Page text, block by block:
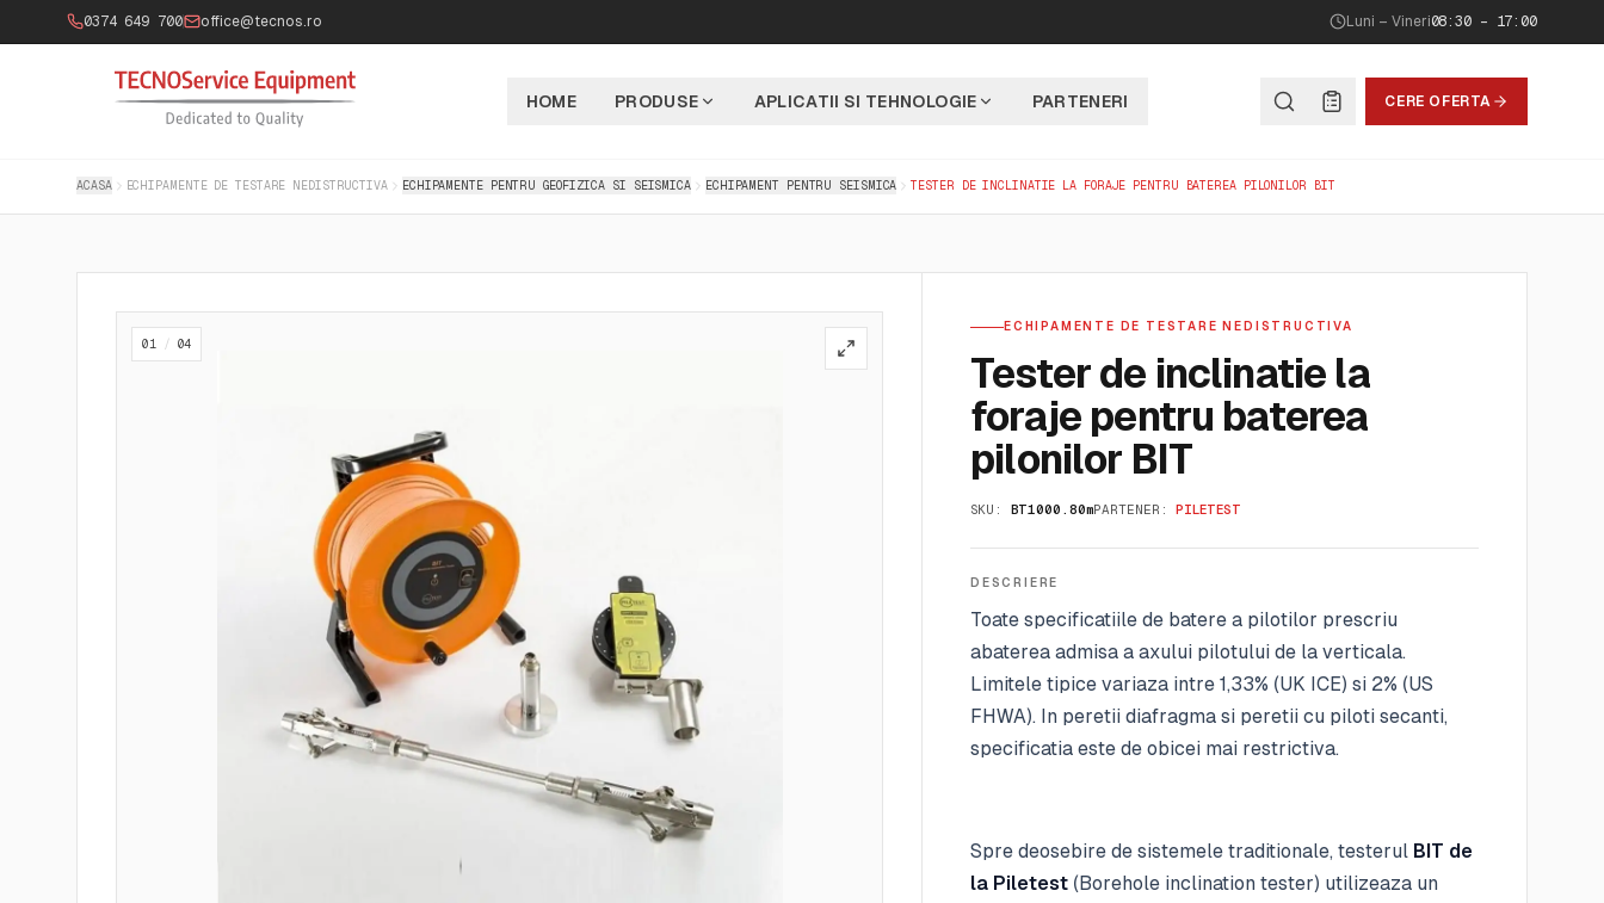
0374 649 700 office@tecnos.ro Luni – Vineri08:30 – 17:00
HOME PRODUSE APLICATII SI TEHNOLOGIE PARTENERI CERE OFERTA
ACASA ECHIPAMENTE DE TESTARE NEDISTRUCTIVA ECHIPAMENTE PENTRU GEOFIZICA SI SEISMICA ECHIPAMENT PENTRU SEISMICA TESTER DE INCLINATIE LA FORAJE PENTRU BATEREA PILONILOR BIT
01 / 04
ECHIPAMENTE DE TESTARE NEDISTRUCTIVA
Tester de inclinatie la
foraje pentru baterea
pilonilor BIT
SKU: BT1000.80mPARTENER: PILETEST
DESCRIERE
Toate specificatiile de batere a pilotilor prescriu
abaterea admisa a axului pilotului de la verticala.
Limitele tipice variaza intre 1,33% (UK ICE) si 2% (US
FHWA). In peretii diafragma si peretii cu piloti secanti,
specificatia este de obicei mai restrictiva.
Spre deosebire de sistemele traditionale, testerul BIT de
la Piletest (Borehole inclination tester) utilizeaza un